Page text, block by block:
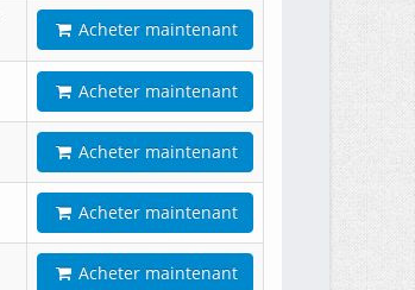
Acheter maintenant
Acheter maintenant
Acheter maintenant
Acheter maintenant
Acheter maintenant